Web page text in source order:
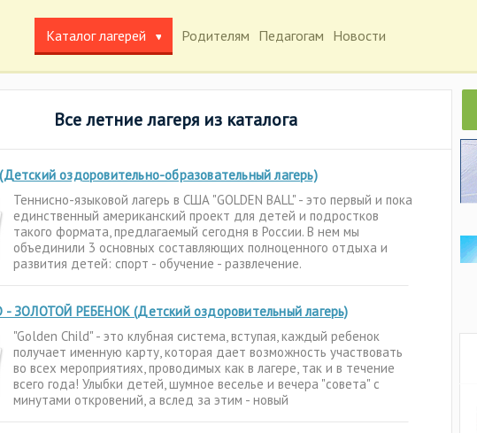
Каталог лагерей Родителям Педагогам Новости
Все летние лагеря из каталога
(Детский оздоровительно-образовательный лагерь)
Теннисно-языковой лагерь в США "GOLDEN BALL" - это первый и пока
единственный американский проект для детей и подростков
такого формата, предлагаемый сегодня в России. В нем мы
объединили 3 основных составляющих полноценного отдыха и
развития детей: спорт - обучение - развлечение.
- ЗОЛОТОЙ РЕБЕНОК (Детский оздоровительный лагерь)
"Golden Child" - это клубная система, вступая, каждый ребенок
получает именную карту, которая дает возможность участвовать
во всех мероприятиях, проводимых как в лагере, так и в течение
всего года! Улыбки детей, шумное веселье и вечера "совета" с
минутами откровений, а вслед за этим - новый